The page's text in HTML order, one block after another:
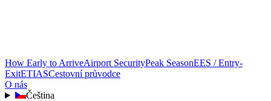
How Early to ArriveAirport SecurityPeak SeasonEES / Entry-
ExitETIASCestovní průvodce
O nás
Čeština